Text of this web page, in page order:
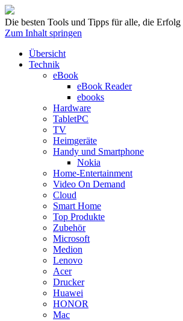
Die besten Tools und Tipps für alle, die Erfolg
Zum Inhalt springen
Übersicht
Technik
eBook
eBook Reader
ebooks
Hardware
TabletPC
TV
Heimgeräte
Handy und Smartphone
Nokia
Home-Entertainment
Video On Demand
Cloud
Smart Home
Top Produkte
Zubehör
Microsoft
Medion
Lenovo
Acer
Drucker
Huawei
HONOR
Mac